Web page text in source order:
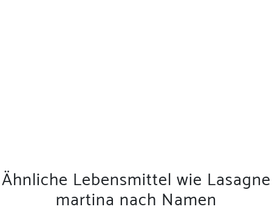
Ähnliche Lebensmittel wie Lasagne
martina nach Namen